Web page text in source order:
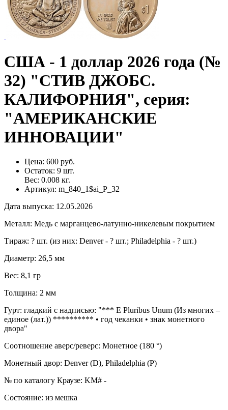
США - 1 доллар 2026 года (№
32) "СТИВ ДЖОБС.
КАЛИФОРНИЯ", серия:
"АМЕРИКАНСКИЕ
ИННОВАЦИИ"
Цена: 600 руб.
Остаток: 9 шт.
Вес: 0.008 кг.
Артикул: m_840_1$ai_P_32
Дата выпуска: 12.05.2026
Металл: Медь с марганцево-латунно-никелевым покрытием
Тираж: ? шт. (из них: Denver - ? шт.; Philadelphia - ? шт.)
Диаметр: 26,5 мм
Вес: 8,1 гр
Толщина: 2 мм
Гурт: гладкий с надписью: "*** E Pluribus Unum (Из многих –
единое (лат.)) ********** • год чеканки • знак монетного
двора"
Соотношение аверс/реверс: Монетное (180 °)
Монетный двор: Denver (D), Philadelphia (P)
№ по каталогу Краузе: KM# -
Состояние: из мешка